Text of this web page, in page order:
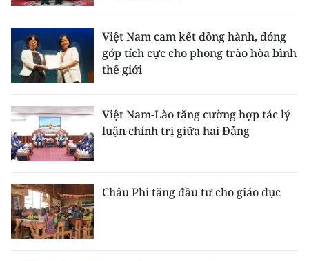
Việt Nam cam kết đồng hành, đóng
góp tích cực cho phong trào hòa bình
thế giới
Việt Nam-Lào tăng cường hợp tác lý
luận chính trị giữa hai Đảng
Châu Phi tăng đầu tư cho giáo dục